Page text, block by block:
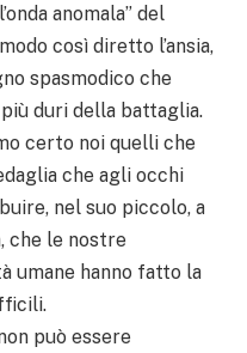
anomala” del
così diretto l’ansia,
spasmodico che
duri della battaglia.
certo noi quelli che
che agli occhi
nel suo piccolo, a
che le nostre
umane hanno fatto la
può essere